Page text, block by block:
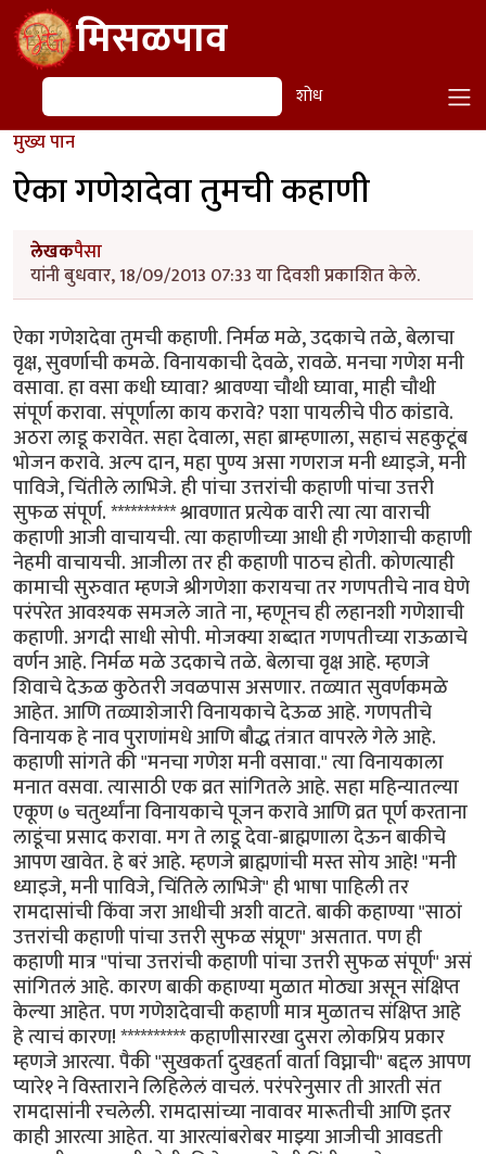
Skip to main contentमिसळपाव
शोध शोध
मुख्य पान
ऐका गणेशदेवा तुमची कहाणी
लेखकपैसा
यांनी बुधवार, 18/09/2013 07:33 या दिवशी प्रकाशित केले.
ऐका गणेशदेवा तुमची कहाणी. निर्मळ मळे, उदकाचे तळे, बेलाचा
वृक्ष, सुवर्णाची कमळे. विनायकाची देवळे, रावळे. मनचा गणेश मनी
वसावा. हा वसा कधी घ्यावा? श्रावण्या चौथी घ्यावा, माही चौथी
संपूर्ण करावा. संपूर्णाला काय करावे? पशा पायलीचे पीठ कांडावे.
अठरा लाडू करावेत. सहा देवाला, सहा ब्राम्हणाला, सहाचं सहकुटूंब
भोजन करावे. अल्प दान, महा पुण्य असा गणराज मनी ध्याइजे, मनी
पाविजे, चिंतीले लाभिजे. ही पांचा उत्तरांची कहाणी पांचा उत्तरी
सुफळ संपूर्ण. ********** श्रावणात प्रत्येक वारी त्या त्या वाराची
कहाणी आजी वाचायची. त्या कहाणीच्या आधी ही गणेशाची कहाणी
नेहमी वाचायची. आजीला तर ही कहाणी पाठच होती. कोणत्याही
कामाची सुरुवात म्हणजे श्रीगणेशा करायचा तर गणपतीचे नाव घेणे
परंपरेत आवश्यक समजले जाते ना, म्हणूनच ही लहानशी गणेशाची
कहाणी. अगदी साधी सोपी. मोजक्या शब्दात गणपतीच्या राऊळाचे
वर्णन आहे. निर्मळ मळे उदकाचे तळे. बेलाचा वृक्ष आहे. म्हणजे
शिवाचे देऊळ कुठेतरी जवळपास असणार. तळ्यात सुवर्णकमळे
आहेत. आणि तळ्याशेजारी विनायकाचे देऊळ आहे. गणपतीचे
विनायक हे नाव पुराणांमधे आणि बौद्ध तंत्रात वापरले गेले आहे.
कहाणी सांगते की "मनचा गणेश मनी वसावा." त्या विनायकाला
मनात वसवा. त्यासाठी एक व्रत सांगितले आहे. सहा महिन्यातल्या
एकूण ७ चतुर्थ्यांना विनायकाचे पूजन करावे आणि व्रत पूर्ण करताना
लाडूंचा प्रसाद करावा. मग ते लाडू देवा-ब्राह्मणाला देऊन बाकीचे
आपण खावेत. हे बरं आहे. म्हणजे ब्राह्मणांची मस्त सोय आहे! "मनी
ध्याइजे, मनी पाविजे, चिंतिले लाभिजे" ही भाषा पाहिली तर
रामदासांची किंवा जरा आधीची अशी वाटते. बाकी कहाण्या "साठां
उत्तरांची कहाणी पांचा उत्तरी सुफळ संप्रूण" असतात. पण ही
कहाणी मात्र "पांचा उत्तरांची कहाणी पांचा उत्तरी सुफळ संपूर्ण" असं
सांगितलं आहे. कारण बाकी कहाण्या मुळात मोठ्या असून संक्षिप्त
केल्या आहेत. पण गणेशदेवाची कहाणी मात्र मुळातच संक्षिप्त आहे
हे त्याचं कारण! ********** कहाणीसारखा दुसरा लोकप्रिय प्रकार
म्हणजे आरत्या. पैकी "सुखकर्ता दुखहर्ता वार्ता विघ्नाची" बद्दल आपण
प्यारे१ ने विस्ताराने लिहिलेलं वाचलं. परंपरेनुसार ती आरती संत
रामदासांनी रचलेली. रामदासांच्या नावावर मारूतीची आणि इतर
काही आरत्या आहेत. या आरत्यांबरोबर माझ्या आजीची आवडती